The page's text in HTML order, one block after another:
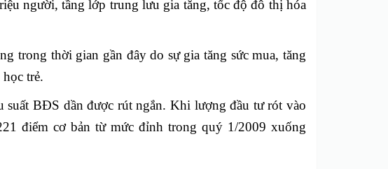
người, tầng lớp trung lưu gia tăng, tốc độ đô thị hóa
trong thời gian gần đây do sự gia tăng sức mua, tăng
trẻ.
BĐS dần được rút ngắn. Khi lượng đầu tư rót vào
điểm cơ bản từ mức đỉnh trong quý 1/2009 xuống